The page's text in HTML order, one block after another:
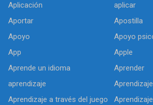
Aplicación
aplicar
Aportar
Apostilla
Apoyo
Apoyo
App
Apple
Aprende un idioma
Aprender
aprendizaje
Aprendizaje a través del juego